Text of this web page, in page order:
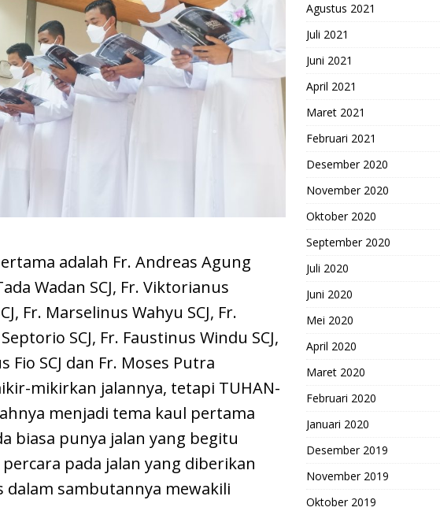
adalah Fr. Andreas Agung
Wadan SCJ, Fr. Viktorianus
Fr. Marselinus Wahyu SCJ, Fr.
SCJ, Fr. Faustinus Windu SCJ,
Fio SCJ dan Fr. Moses Putra
mikirkan jalannya, tetapi TUHAN-
menjadi tema kaul pertama
biasa punya jalan yang begitu
pada jalan yang diberikan
dalam sambutannya mewakili
Agustus 2021
Juli 2021
Juni 2021
April 2021
Maret 2021
Februari 2021
Desember 2020
November 2020
Oktober 2020
September 2020
Juli 2020
Juni 2020
Mei 2020
April 2020
Maret 2020
Februari 2020
Januari 2020
Desember 2019
November 2019
Oktober 2019